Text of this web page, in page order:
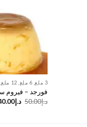
3 ملغ, 6 ملغ, 12 ملغ, 18 ملغ
فورجد – فيروم
د.إ50.00 السعر
الأصلي
د.إ